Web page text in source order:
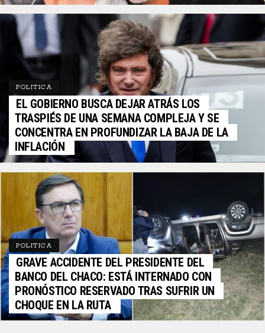
POLITICA
EL GOBIERNO BUSCA DEJAR ATRÁS LOS
TRASPIÉS DE UNA SEMANA COMPLEJA Y SE
CONCENTRA EN PROFUNDIZAR LA BAJA DE LA
INFLACIÓN
POLITICA
GRAVE ACCIDENTE DEL PRESIDENTE DEL
BANCO DEL CHACO: ESTÁ INTERNADO CON
PRONÓSTICO RESERVADO TRAS SUFRIR UN
CHOQUE EN LA RUTA